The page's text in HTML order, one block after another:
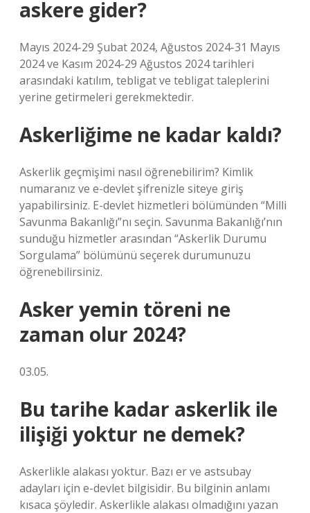
askere gider?
Mayıs 2024-29 Şubat 2024, Ağustos 2024-31 Mayıs
2024 ve Kasım 2024-29 Ağustos 2024 tarihleri ​​
arasındaki katılım, tebligat ve tebligat taleplerini
yerine getirmeleri gerekmektedir.
Askerliğime ne kadar kaldı?
Askerlik geçmişimi nasıl öğrenebilirim? Kimlik
numaranız ve e-devlet şifrenizle siteye giriş
yapabilirsiniz. E-devlet hizmetleri bölümünden “Milli
Savunma Bakanlığı”nı seçin. Savunma Bakanlığı’nın
sunduğu hizmetler arasından “Askerlik Durumu
Sorgulama” bölümünü seçerek durumunuzu
öğrenebilirsiniz.
Asker yemin töreni ne
zaman olur 2024?
03.05.
Bu tarihe kadar askerlik ile
ilişiği yoktur ne demek?
Askerlikle alakası yoktur. Bazı er ve astsubay
adayları için e-devlet bilgisidir. Bu bilginin anlamı
kısaca şöyledir. Askerlikle alakası olmadığını yazan